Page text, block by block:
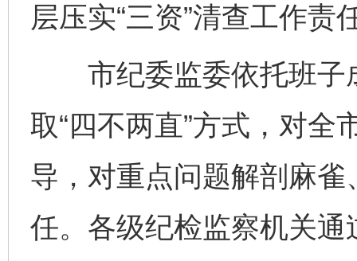
层压实“三资”清查工作责
市纪委监委依托班子
取“四不两直”方式，对全
导，对重点问题解剖麻
任。各级纪检监察机关通